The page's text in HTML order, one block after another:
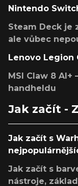
Nintendo
Steam Deck je
ale vůbec
Lenovo Legion
MSI Claw 8 AI+
handheldu
Jak začít -
Jak začít s
Jak začít s
nástroje,